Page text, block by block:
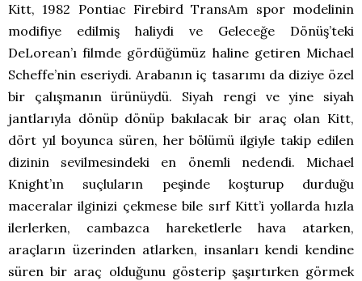
Kitt, 1982 Pontiac Firebird TransAm spor modelinin
modifiye edilmiş haliydi ve Geleceğe Dönüş’teki
DeLorean’ı filmde gördüğümüz haline getiren Michael
Scheffe’nin eseriydi. Arabanın iç tasarımı da diziye özel
bir çalışmanın ürünüydü. Siyah rengi ve yine siyah
jantlarıyla dönüp dönüp bakılacak bir araç olan Kitt,
dört yıl boyunca süren, her bölümü ilgiyle takip edilen
dizinin sevilmesindeki en önemli nedendi. Michael
Knight’ın suçluların peşinde koşturup durduğu
maceralar ilginizi çekmese bile sırf Kitt’i yollarda hızla
ilerlerken, cambazca hareketlerle hava atarken,
araçların üzerinden atlarken, insanları kendi kendine
süren bir araç olduğunu gösterip şaşırtırken görmek